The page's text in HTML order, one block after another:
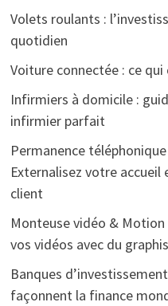
Volets roulants :
quotidien
Voiture connectée : ce
Infirmiers à domicile :
infirmier parfait
Permanence
Externalisez votre accueil
client
Monteuse vidéo & Motion
vos vidéos avec du
Banques
façonnent la finance